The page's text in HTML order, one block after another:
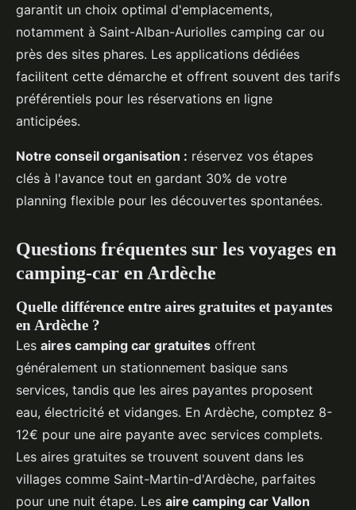
garantit un choix optimal d'emplacements,
notamment à Saint-Alban-Auriolles camping car ou
près des sites phares. Les applications dédiées
facilitent cette démarche et offrent souvent des tarifs
préférentiels pour les réservations en ligne
anticipées.
Notre conseil organisation : réservez vos étapes
clés à l'avance tout en gardant 30% de votre
planning flexible pour les découvertes spontanées.
Questions fréquentes sur les voyages en
camping-car en Ardèche
Quelle différence entre aires gratuites et payantes
en Ardèche ?
Les aires camping car gratuites offrent
généralement un stationnement basique sans
services, tandis que les aires payantes proposent
eau, électricité et vidanges. En Ardèche, comptez 8-
12€ pour une aire payante avec services complets.
Les aires gratuites se trouvent souvent dans les
villages comme Saint-Martin-d'Ardèche, parfaites
pour une nuit étape. Les aire camping car Vallon